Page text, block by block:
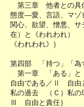
第三章 他者との具
態度―愛、言語、マ
関心、欲望、憎悪、
在）と《われわれ）
《われわれ》｝
第四部 「持つ」「為
第一章 「ある」と
自由である／Ⅱ 自由
私の過去 （Ｃ）私
Ⅲ 自由と責任｝